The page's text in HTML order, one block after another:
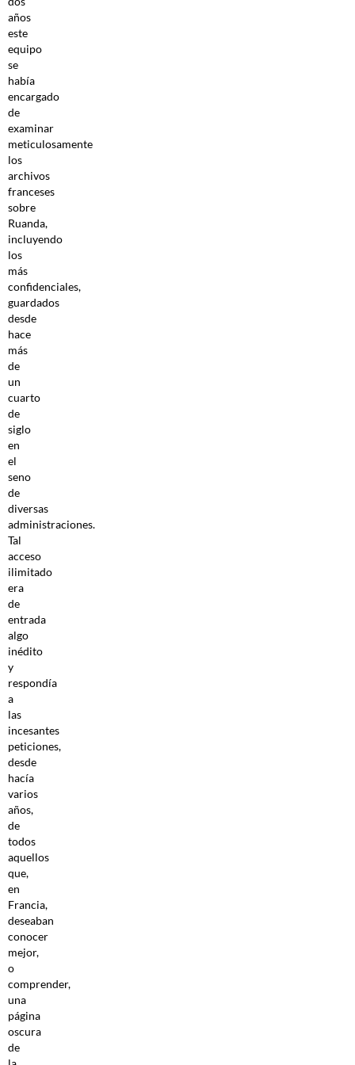
años
este
equipo
se
había
encargado
de
examinar
meticulosamente
los
archivos
franceses
sobre
Ruanda,
incluyendo
los
más
confidenciales,
guardados
desde
hace
más
de
un
cuarto
de
siglo
en
el
seno
de
diversas
administraciones.
Tal
acceso
ilimitado
era
de
entrada
algo
inédito
y
respondía
a
las
incesantes
peticiones,
desde
hacía
varios
años,
de
todos
aquellos
que,
en
Francia,
deseaban
conocer
mejor,
o
comprender,
una
página
oscura
de